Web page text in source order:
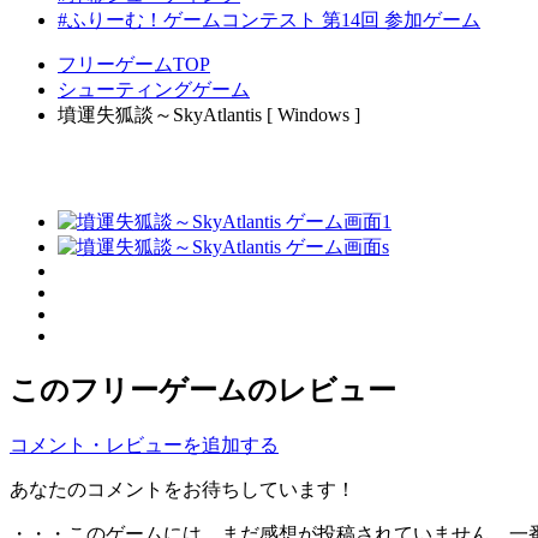
#ふりーむ！ゲームコンテスト 第14回 参加ゲーム
フリーゲームTOP
シューティングゲーム
墳運失狐談～SkyAtlantis [ Windows ]
このフリーゲームのレビュー
コメント・レビューを追加する
あなたのコメントをお待ちしています！
・・・このゲームには、まだ感想が投稿されていません。一